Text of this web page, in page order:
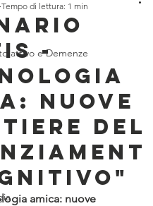
attivo e Demenze
-
nuove
del
Tempo di lettura: 1 min
amica: nuove